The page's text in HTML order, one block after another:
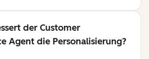
der Customer
Agent die Personalisierung?